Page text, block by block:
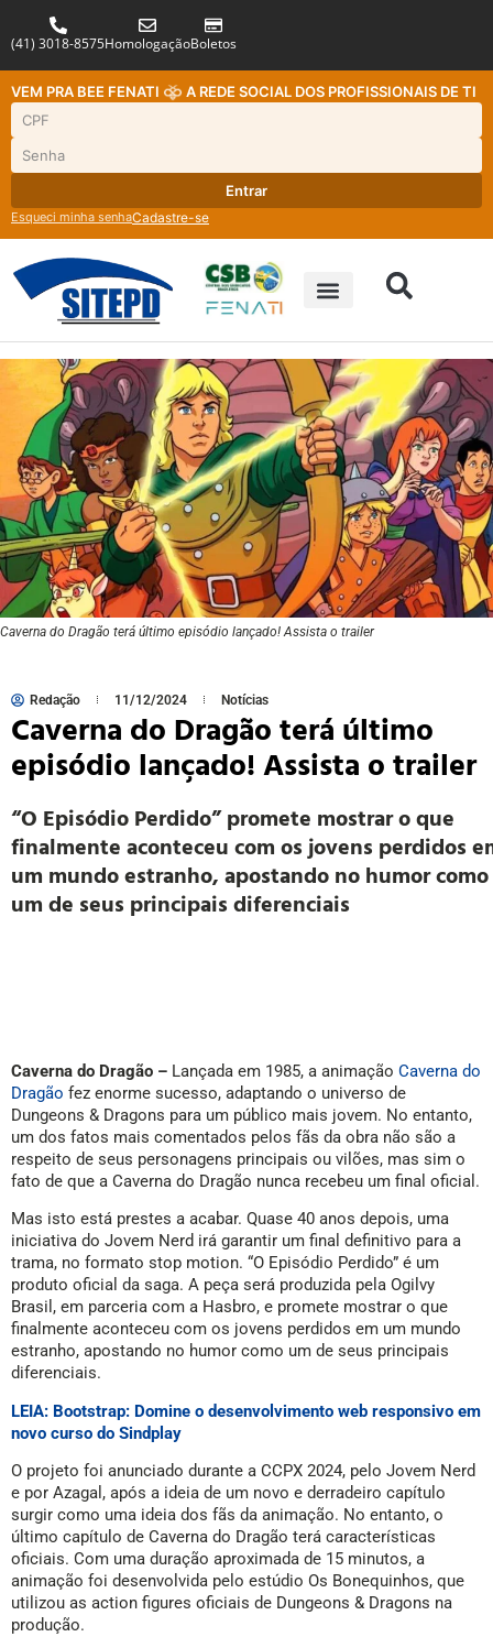
(41) 3018-8575HomologaçãoBoletos
VEM PRA BEE FENATI A REDE SOCIAL DOS PROFISSIONAIS DE TI
Entrar
Esqueci minha senhaCadastre-se
Caverna do Dragão terá último episódio lançado! Assista o trailer
Redação 11/12/2024 Notícias
Caverna do Dragão terá último
episódio lançado! Assista o trailer
“O Episódio Perdido” promete mostrar o que
finalmente aconteceu com os jovens perdidos
um mundo estranho, apostando no humor como
um de seus principais diferenciais
Caverna do Dragão – Lançada em 1985, a animação Caverna do
Dragão fez enorme sucesso, adaptando o universo de
Dungeons & Dragons para um público mais jovem. No entanto,
um dos fatos mais comentados pelos fãs da obra não são a
respeito de seus personagens principais ou vilões, mas sim o
fato de que a Caverna do Dragão nunca recebeu um final oficial.
Mas isto está prestes a acabar. Quase 40 anos depois, uma
iniciativa do Jovem Nerd irá garantir um final definitivo para a
trama, no formato stop motion. “O Episódio Perdido” é um
produto oficial da saga. A peça será produzida pela Ogilvy
Brasil, em parceria com a Hasbro, e promete mostrar o que
finalmente aconteceu com os jovens perdidos em um mundo
estranho, apostando no humor como um de seus principais
diferenciais.
LEIA: Bootstrap: Domine o desenvolvimento web responsivo em
novo curso do Sindplay
O projeto foi anunciado durante a CCPX 2024, pelo Jovem Nerd
e por Azagal, após a ideia de um novo e derradeiro capítulo
surgir como uma ideia dos fãs da animação. No entanto, o
último capítulo de Caverna do Dragão terá características
oficiais. Com uma duração aproximada de 15 minutos, a
animação foi desenvolvida pelo estúdio Os Bonequinhos, que
utilizou as action figures oficiais de Dungeons & Dragons na
produção.